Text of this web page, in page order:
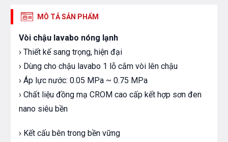
MÔ TẢ SẢN PHẨM
Vòi chậu lavabo nóng lạnh
› Thiết kế sang trọng, hiện đại
› Dùng cho chậu lavabo 1 lỗ cắm vòi lên chậu
› Áp lực nước: 0.05 MPa ~ 0.75 MPa
› Chất liệu đồng mạ CROM cao cấp kết hợp sơn đen
nano siêu bền
› Kết cấu bên trong bền vững